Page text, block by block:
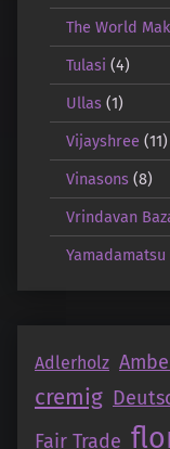
The World
Tulasi (4)
Ullas(1)
Vijayshree (11)
Vinasons(8)
Vrindavan
Yamadamatsu
Adlerholz
cremig
Fair Trade